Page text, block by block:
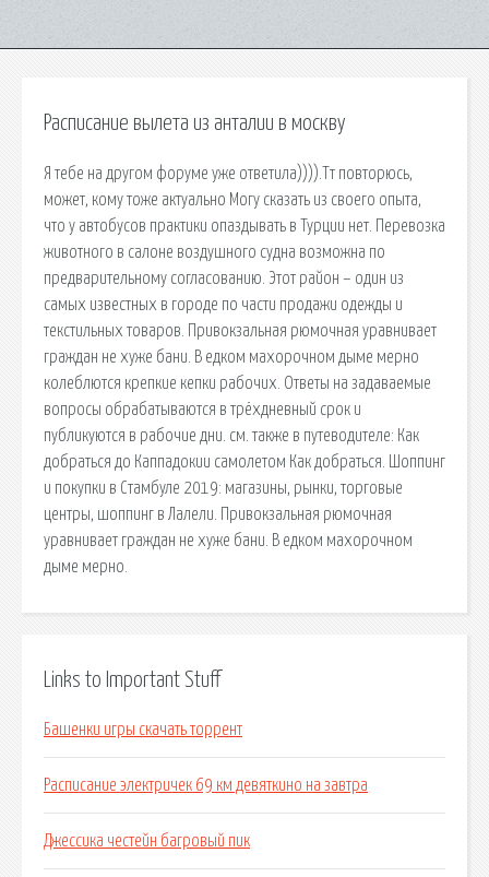
Расписание вылета из анталии в москву
Я тебе на другом форуме уже ответила)))).Тт повторюсь,
может, кому тоже актуально Могу сказать из своего опыта,
что у автобусов практики опаздывать в Турции нет. Перевозка
животного в салоне воздушного судна возможна по
предварительному согласованию. Этот район – один из
самых известных в городе по части продажи одежды и
текстильных товаров. Привокзальная рюмочная уравнивает
граждан не хуже бани. В едком махорочном дыме мерно
колеблются крепкие кепки рабочих. Ответы на задаваемые
вопросы обрабатываются в трёхдневный срок и
публикуются в рабочие дни. см. также в путеводителе: Как
добраться до Каппадокии самолетом Как добраться. Шоппинг
и покупки в Стамбуле 2019: магазины, рынки, торговые
центры, шоппинг в Лалели. Привокзальная рюмочная
уравнивает граждан не хуже бани. В едком махорочном
дыме мерно.
Links to Important Stuff
Башенки игры скачать торрент
Расписание электричек 69 км девяткино на завтра
Джессика честейн багровый пик